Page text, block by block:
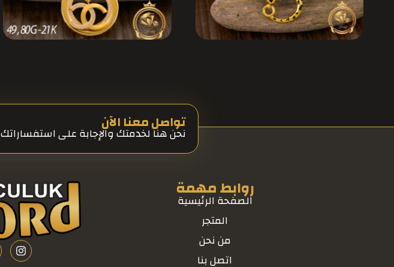
تواصل معنا الآن
نحن هنا لخدمتك والإجابة على استفساراتك
روابط مهمة
الصفحة الرئيسية
المتجر
من نحن
اتصل بنا